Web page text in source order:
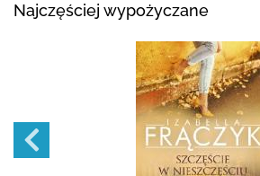
Najczęściej wypożyczane